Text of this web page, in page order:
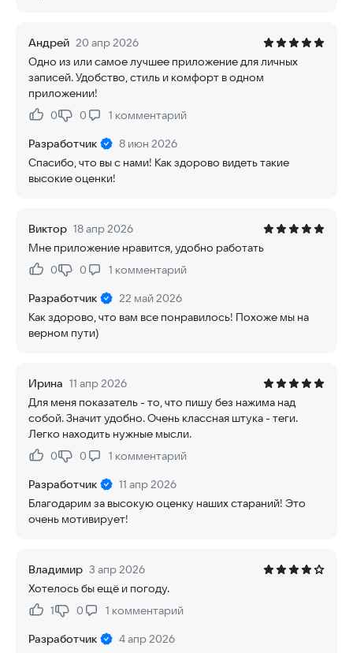
Андрей 20 апр 2026
Одно из или самое лучшее приложение для личных
записей. Удобство, стиль и комфорт в одном
приложении!
Нравится:
0Не нравится:
0 1 комментарий
Разработчик
8 июн 2026
Спасибо, что вы с нами! Как здорово видеть такие
высокие оценки!
Виктор 18 апр 2026
Мне приложение нравится, удобно работать
Нравится:
0Не нравится:
0 1 комментарий
Разработчик
22 май 2026
Как здорово, что вам все понравилось! Похоже мы на
верном пути)
Ирина 11 апр 2026
Для меня показатель - то, что пишу без нажима над
собой. Значит удобно. Очень классная штука - теги.
Легко находить нужные мысли.
Нравится:
0Не нравится:
0 1 комментарий
Разработчик
11 апр 2026
Благодарим за высокую оценку наших стараний! Это
очень мотивирует!
Владимир 3 апр 2026
Хотелось бы ещё и погоду.
Нравится:
1Не нравится:
0 1 комментарий
Разработчик
4 апр 2026